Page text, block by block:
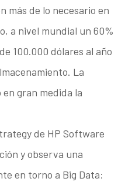
más de lo necesario en
a nivel mundial un 60%
100.000 dólares al año
La
gran medida la
de HP Software
y observa una
en torno a Big Data: